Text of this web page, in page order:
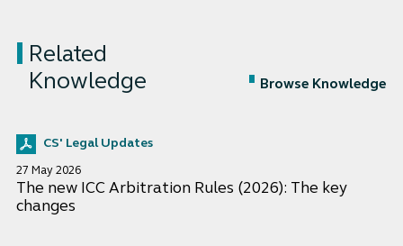
Related
Knowledge
Browse Knowledge
CS' Legal Updates
27 May 2026
The new ICC Arbitration Rules (2026): The key
changes